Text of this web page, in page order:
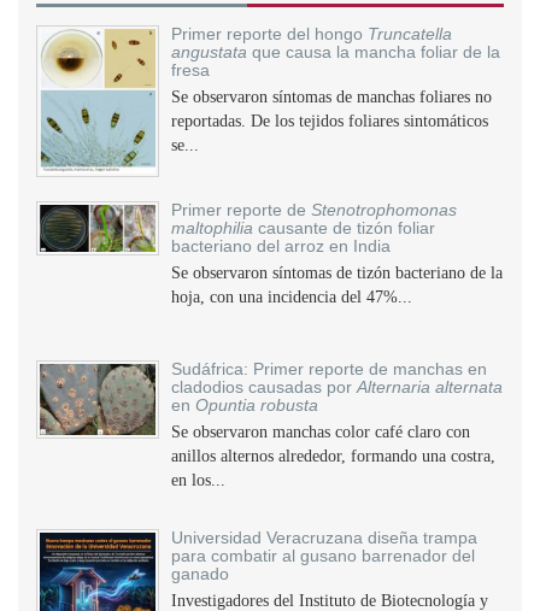
Primer reporte del hongo Truncatella
angustata que causa la mancha foliar de la
fresa
Se observaron síntomas de manchas foliares no
reportadas. De los tejidos foliares sintomáticos
se...
Primer reporte de Stenotrophomonas
maltophilia causante de tizón foliar
bacteriano del arroz en India
Se observaron síntomas de tizón bacteriano de la
hoja, con una incidencia del 47%...
Sudáfrica: Primer reporte de manchas en
cladodios causadas por Alternaria alternata
en Opuntia robusta
Se observaron manchas color café claro con
anillos alternos alrededor, formando una costra,
en los...
Universidad Veracruzana diseña trampa
para combatir al gusano barrenador del
ganado
Investigadores del Instituto de Biotecnología y